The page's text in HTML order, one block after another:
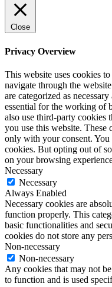
Close
Privacy Overview
This website uses cookies
navigate through the
are categorized as
essential for the working of
also use third-party cookies
you use this website.
only with your consent. You
cookies. But opting out of
on your browsing
Necessary
Necessary
Always Enabled
Necessary cookies are
function properly. This
basic functionalities and
cookies do not store any
Non-necessary
Non-necessary
Any cookies that may not
to function and is used